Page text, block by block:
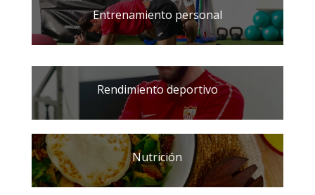
Entrenamiento personal
Rendimiento deportivo
Nutrición